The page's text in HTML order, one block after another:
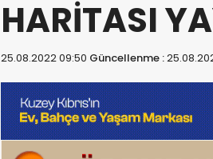
HARİTASI
25.08.2022 09:50 Güncellenme :